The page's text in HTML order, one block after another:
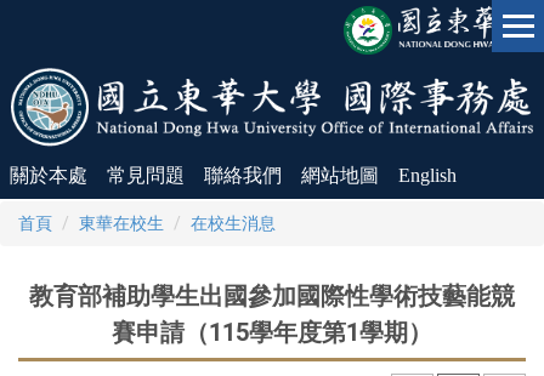
要
內
容
區
關於本處 常見問題 聯絡我們 網站地圖 English
首頁 東華在校生 在校生消息
教育部補助學生出國參加國際性學術技藝能競
賽申請（115學年度第1學期）